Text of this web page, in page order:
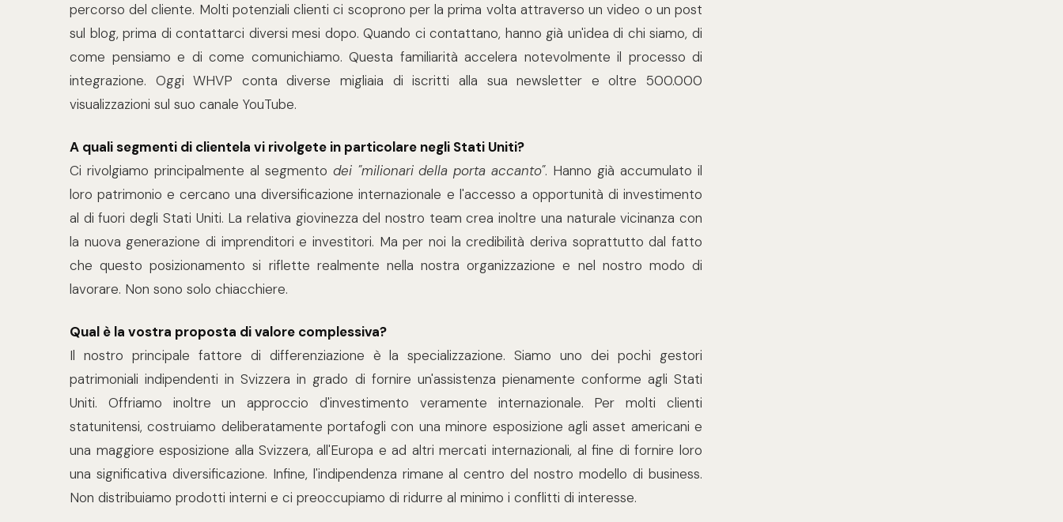
percorso del cliente. Molti potenziali clienti ci scoprono per la prima volta attraverso un video o un post
sul blog, prima di contattarci diversi mesi dopo. Quando ci contattano, hanno già un'idea di chi siamo, di
come pensiamo e di come comunichiamo. Questa familiarità accelera notevolmente il processo di
integrazione. Oggi WHVP conta diverse migliaia di iscritti alla sua newsletter e oltre 500.000
visualizzazioni sul suo canale YouTube.
A quali segmenti di clientela vi rivolgete in particolare negli Stati Uniti?
Ci rivolgiamo principalmente al segmento dei "milionari della porta accanto". Hanno già accumulato il
loro patrimonio e cercano una diversificazione internazionale e l'accesso a opportunità di investimento
al di fuori degli Stati Uniti. La relativa giovinezza del nostro team crea inoltre una naturale vicinanza con
la nuova generazione di imprenditori e investitori. Ma per noi la credibilità deriva soprattutto dal fatto
che questo posizionamento si riflette realmente nella nostra organizzazione e nel nostro modo di
lavorare. Non sono solo chiacchiere.
Qual è la vostra proposta di valore complessiva?
Il nostro principale fattore di differenziazione è la specializzazione. Siamo uno dei pochi gestori
patrimoniali indipendenti in Svizzera in grado di fornire un'assistenza pienamente conforme agli Stati
Uniti. Offriamo inoltre un approccio d'investimento veramente internazionale. Per molti clienti
statunitensi, costruiamo deliberatamente portafogli con una minore esposizione agli asset americani e
una maggiore esposizione alla Svizzera, all'Europa e ad altri mercati internazionali, al fine di fornire loro
una significativa diversificazione. Infine, l'indipendenza rimane al centro del nostro modello di business.
Non distribuiamo prodotti interni e ci preoccupiamo di ridurre al minimo i conflitti di interesse.